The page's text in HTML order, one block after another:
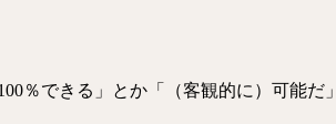
％できる」とか「（客観的に）可能だ